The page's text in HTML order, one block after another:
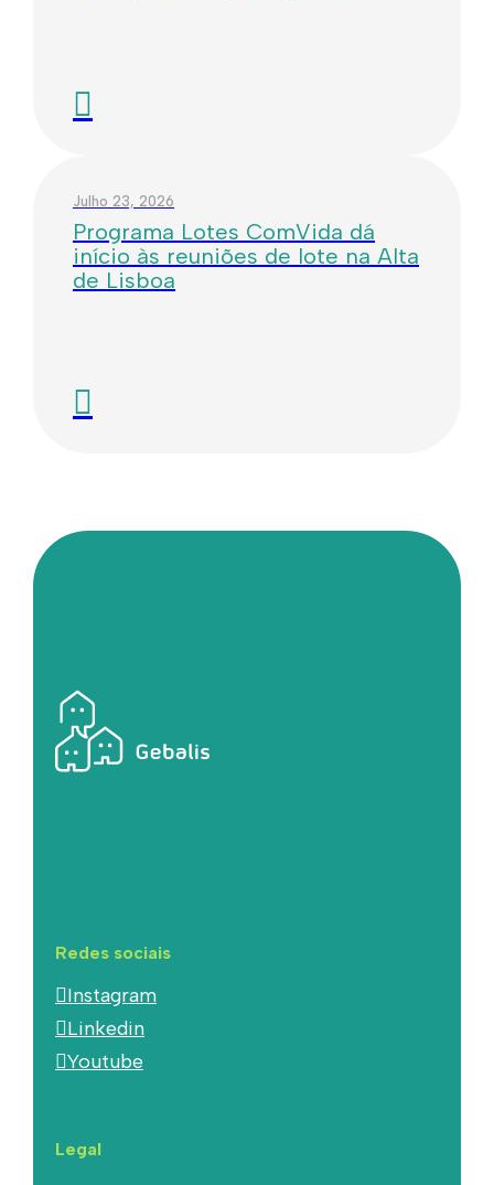
Julho 23, 2026
Programa Lotes ComVida dá
início às reuniões de lote na Alta
de Lisboa
Redes sociais
Instagram
Linkedin
Youtube
Legal